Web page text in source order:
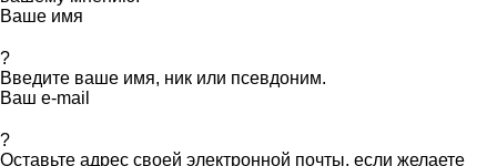
Ваше имя
?
Введите ваше имя, ник или псевдоним.
Ваш e-mail
?
Оставьте адрес своей электронной почты, если желаете